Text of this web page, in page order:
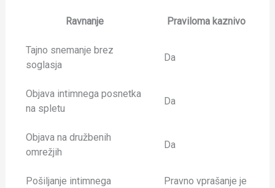
Ravnanje Praviloma kaznivo
Tajno snemanje brez
soglasja
Da
Objava intimnega posnetka
na spletu
Da
Objava na družbenih
omrežjih
Da
Pošiljanje intimnega
Pravno vprašanje je